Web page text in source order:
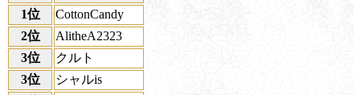
1位
CottonCandy
2位
AlitheA2323
3位
クルト
3位
シャルis